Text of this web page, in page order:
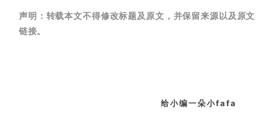
声明： 转载本文不得修改标题及原文，并保留来源以及原文
链接。
给小编一朵小fafa